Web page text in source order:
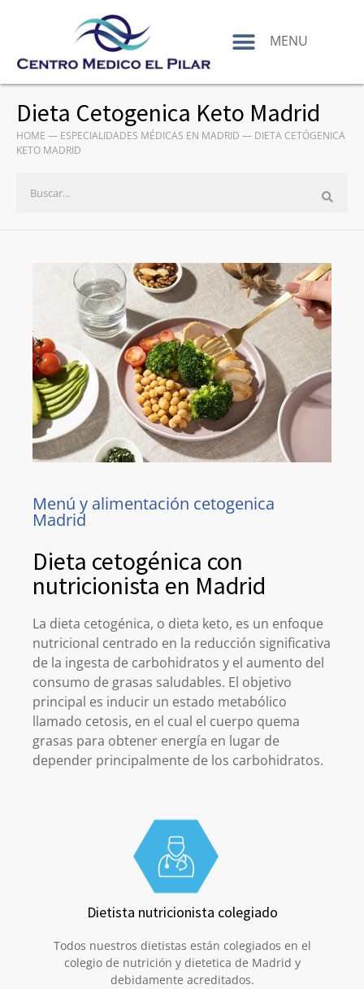
MENU
Dieta Cetogenica Keto Madrid
HOME — ESPECIALIDADES MÉDICAS EN MADRID — DIETA CETÓGENICA
KETO MADRID
Menú y alimentación cetogenica
Madrid
Dieta cetogénica con
nutricionista en Madrid
La dieta cetogénica, o dieta keto, es un enfoque
nutricional centrado en la reducción significativa
de la ingesta de carbohidratos y el aumento del
consumo de grasas saludables. El objetivo
principal es inducir un estado metabólico
llamado cetosis, en el cual el cuerpo quema
grasas para obtener energía en lugar de
depender principalmente de los carbohidratos.
Dietista nutricionista colegiado
Todos nuestros dietistas están colegiados en el
colegio de nutrición y dietetica de Madrid y
debidamente acreditados.